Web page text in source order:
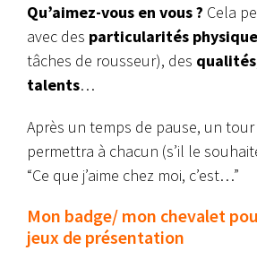
Qu’aimez-vous en vous ? Cela
avec des particularités
tâches de rousseur), des qualités
talents…
Après un temps de pause, un tour
permettra à chacun (s’il le
“Ce que j’aime chez moi, c’est…”
Mon badge/ mon chevalet
jeux de présentation